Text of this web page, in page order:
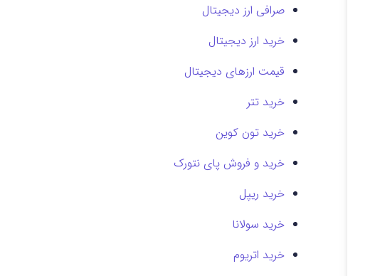
صرافی ارز دیجیتال
خرید ارز دیجیتال
قیمت ارزهای دیجیتال
خرید تتر
خرید تون کوین
خرید و فروش پای نتورک
خرید ریپل
خرید سولانا
خرید اتریوم